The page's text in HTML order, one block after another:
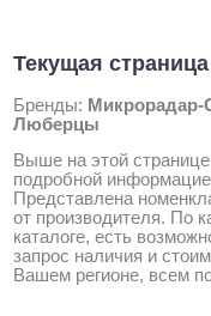
Текущая страница
Бренды:
Люберцы
Выше на этой
подробной
Представлена
от производителя. По
каталоге, есть
запрос наличия и
Вашем регионе, всем